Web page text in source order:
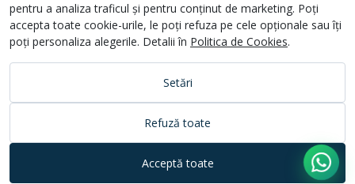
© 2026 Vikart. All rights reserved.
pentru a analiza traficul și pentru conținut de marketing. Poți
accepta toate cookie-urile, le poți refuza pe cele opționale sau îți
poți personaliza alegerile. Detalii în Politica de Cookies.
Setări
Refuză toate
Acceptă toate